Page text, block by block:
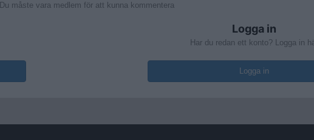
Du måste vara medlem för att kunna kommentera
Logga in
Har du redan ett konto? Logga in
Logga in